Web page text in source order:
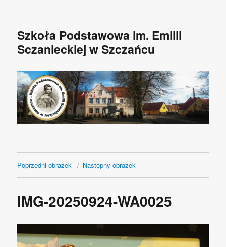
Szkoła Podstawowa im. Emilii
Sczanieckiej w Szczańcu
Poprzedni obrazek Następny obrazek
IMG-20250924-WA0025